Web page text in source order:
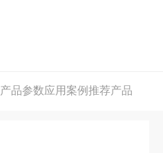
产品参数应用案例推荐产品